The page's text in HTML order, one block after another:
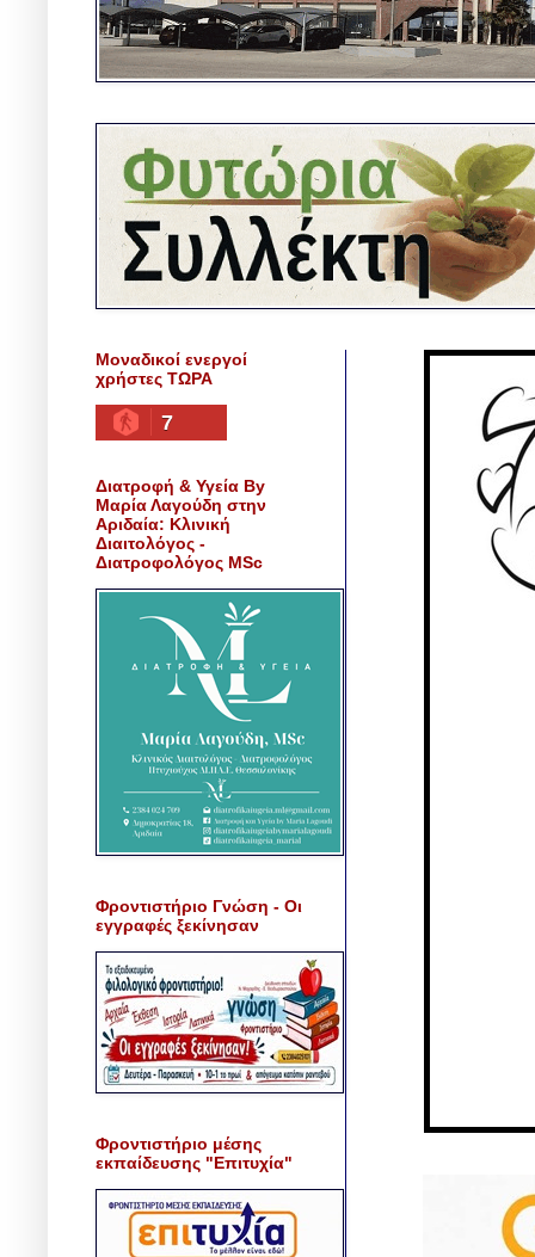
Μοναδικοί ενεργοί
χρήστες ΤΩΡΑ
7
Διατροφή & Υγεία By
Μαρία Λαγούδη στην
Αριδαία: Κλινική
Διαιτολόγος -
Διατροφολόγος MSc
Φροντιστήριο Γνώση - Οι
εγγραφές ξεκίνησαν
Φροντιστήριο μέσης
εκπαίδευσης "Επιτυχία"